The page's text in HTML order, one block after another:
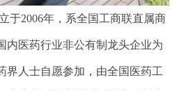
年，系全国工商联直属商
内医药行业非公有制龙头企业为
界人士自愿参加，由全国医药工